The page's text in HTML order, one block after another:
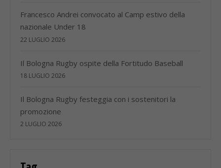
Francesco Andrei convocato al Camp estivo della
nazionale Under 18
22 LUGLIO 2026
Il Bologna Rugby ospite della Fortitudo Baseball
18 LUGLIO 2026
Il Bologna Rugby festeggia con i sostenitori la
promozione
2 LUGLIO 2026